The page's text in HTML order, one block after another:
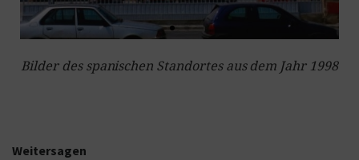
Bilder des spanischen Standortes aus dem Jahr 1998
Weitersagen